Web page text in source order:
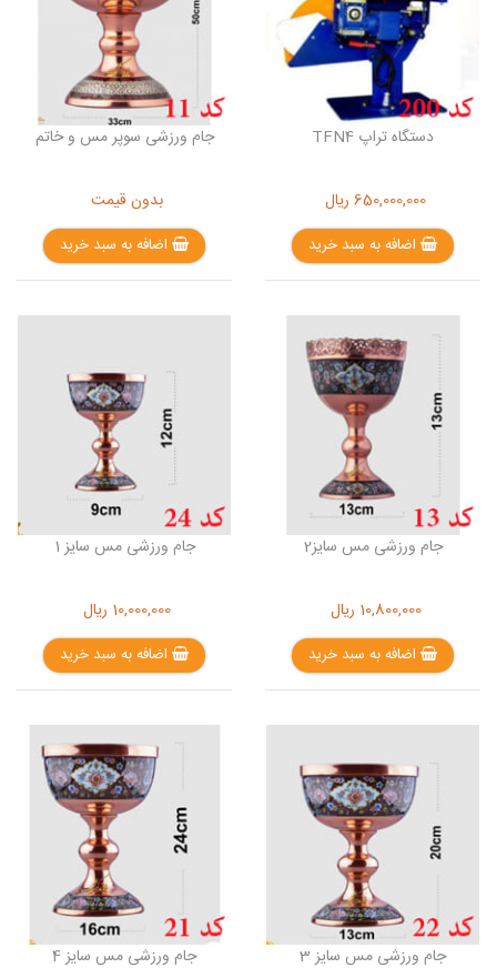
دستگاه تراپ TFN4
650,000,000 ریال
اضافه به سبد خرید
جام ورزشی سوپر مس و خاتم
بدون قیمت
اضافه به سبد خرید
جام ورزشی مس سایز2
10,800,000 ریال
اضافه به سبد خرید
جام ورزشی مس سایز 1
10,000,000 ریال
اضافه به سبد خرید
جام ورزشی مس سایز 3 جام ورزشی مس سایز 4